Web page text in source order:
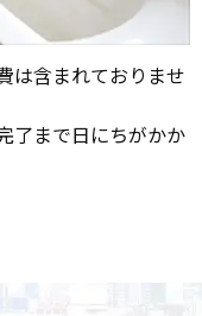
は含まれておりませ
了まで日にちがかか